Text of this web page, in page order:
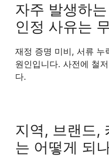
자주 발생하
인정 사유는
재정 증명 미비, 서류 누
원인입니다. 사전에 철
다.
지역, 브랜드,
는 어떻게 되